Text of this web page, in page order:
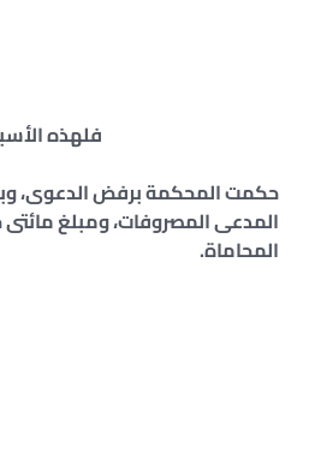
فلهذه
حكمت المحكمة برفض الدعوى،
المدعى المصروفات، ومبلغ
المحاماة.